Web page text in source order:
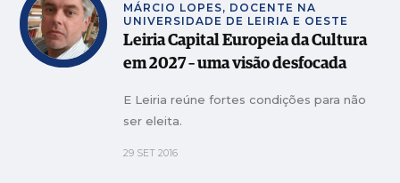
MÁRCIO LOPES, DOCENTE NA
UNIVERSIDADE DE LEIRIA E OESTE
Leiria Capital Europeia da Cultura
em 2027 – uma visão desfocada
E Leiria reúne fortes condições para não
ser eleita.
29 SET 2016